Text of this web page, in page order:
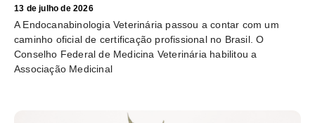
13 de julho de 2026
A Endocanabinologia Veterinária passou a contar com um
caminho oficial de certificação profissional no Brasil. O
Conselho Federal de Medicina Veterinária habilitou a
Associação Medicinal